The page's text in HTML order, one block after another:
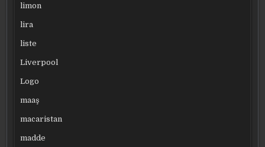
limon
lira
liste
Liverpool
Logo
maaş
macaristan
madde